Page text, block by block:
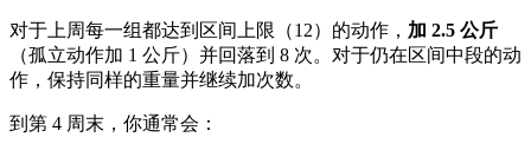
对于上周每一组都达到区间上限（12）的动作， 加 2.5 公斤
（孤立动作加 1 公斤）并回落到 8 次。对于仍在区间中段的动
作，保持同样的重量并继续加次数。
到第 4 周末，你通常会：